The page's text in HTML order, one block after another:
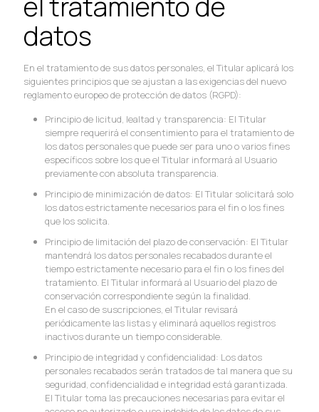
datos
En el tratamiento de sus datos personales, el Titular aplicará los
siguientes principios que se ajustan a las exigencias del nuevo
reglamento europeo de protección de datos (RGPD):
Principio de licitud, lealtad y transparencia: El Titular
siempre requerirá el consentimiento para el tratamiento de
los datos personales que puede ser para uno o varios fines
específicos sobre los que el Titular informará al Usuario
previamente con absoluta transparencia.
Principio de minimización de datos: El Titular solicitará solo
los datos estrictamente necesarios para el fin o los fines
que los solicita.
Principio de limitación del plazo de conservación: El Titular
mantendrá los datos personales recabados durante el
tiempo estrictamente necesario para el fin o los fines del
tratamiento. El Titular informará al Usuario del plazo de
conservación correspondiente según la finalidad.
En el caso de suscripciones, el Titular revisará
periódicamente las listas y eliminará aquellos registros
inactivos durante un tiempo considerable.
Principio de integridad y confidencialidad: Los datos
personales recabados serán tratados de tal manera que su
seguridad, confidencialidad e integridad está garantizada.
El Titular toma las precauciones necesarias para evitar el